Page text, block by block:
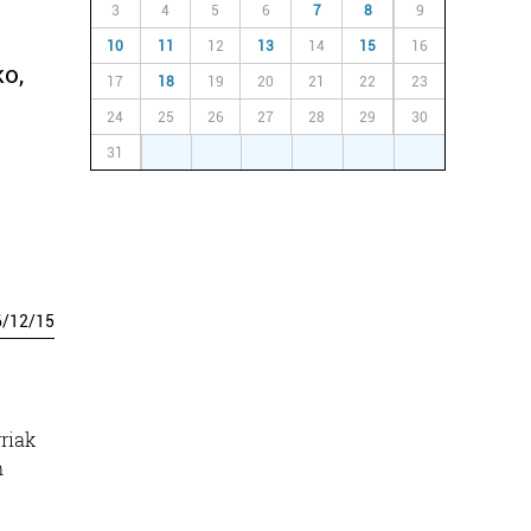
/12/15
3 4 5 6 7 8 9
10 11 12 13 14 15 16
17 18 19 20 21 22 23
24 25 26 27 28 29 30
31